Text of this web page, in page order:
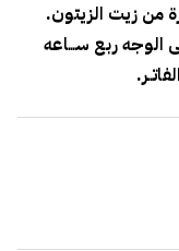
من زيت الزيتون.
الوجه ربع ســـاعه